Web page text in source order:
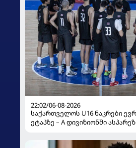
22:02/06-08-2026
საქართველოს U16 ნაკრები
ეტაპზე – A დივიზიონში